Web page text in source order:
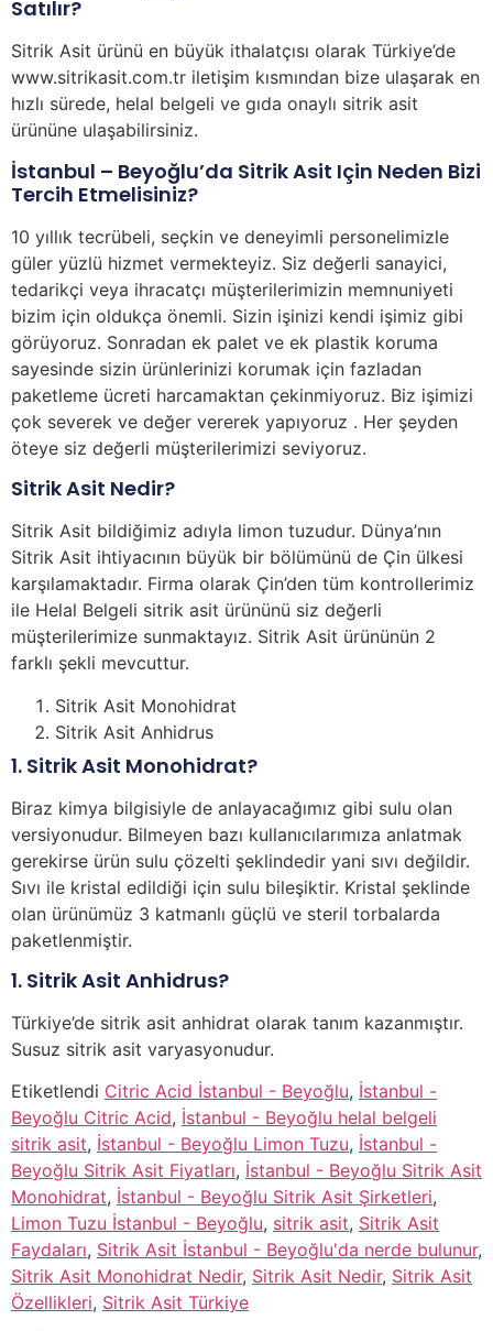
Satılır?
Sitrik Asit ürünü en büyük ithalatçısı olarak Türkiye’de
www.sitrikasit.com.tr iletişim kısmından bize ulaşarak en
hızlı sürede, helal belgeli ve gıda onaylı sitrik asit
ürününe ulaşabilirsiniz.
İstanbul – Beyoğlu’da Sitrik Asit Için Neden Bizi
Tercih Etmelisiniz?
10 yıllık tecrübeli, seçkin ve deneyimli personelimizle
güler yüzlü hizmet vermekteyiz. Siz değerli sanayici,
tedarikçi veya ihracatçı müşterilerimizin memnuniyeti
bizim için oldukça önemli. Sizin işinizi kendi işimiz gibi
görüyoruz. Sonradan ek palet ve ek plastik koruma
sayesinde sizin ürünlerinizi korumak için fazladan
paketleme ücreti harcamaktan çekinmiyoruz. Biz işimizi
çok severek ve değer vererek yapıyoruz . Her şeyden
öteye siz değerli müşterilerimizi seviyoruz.
Sitrik Asit Nedir?
Sitrik Asit bildiğimiz adıyla limon tuzudur. Dünya’nın
Sitrik Asit ihtiyacının büyük bir bölümünü de Çin ülkesi
karşılamaktadır. Firma olarak Çin’den tüm kontrollerimiz
ile Helal Belgeli sitrik asit ürününü siz değerli
müşterilerimize sunmaktayız. Sitrik Asit ürününün 2
farklı şekli mevcuttur.
Sitrik Asit Monohidrat
Sitrik Asit Anhidrus
1. Sitrik Asit Monohidrat?
Biraz kimya bilgisiyle de anlayacağımız gibi sulu olan
versiyonudur. Bilmeyen bazı kullanıcılarımıza anlatmak
gerekirse ürün sulu çözelti şeklindedir yani sıvı değildir.
Sıvı ile kristal edildiği için sulu bileşiktir. Kristal şeklinde
olan ürünümüz 3 katmanlı güçlü ve steril torbalarda
paketlenmiştir.
1. Sitrik Asit Anhidrus?
Türkiye’de sitrik asit anhidrat olarak tanım kazanmıştır.
Susuz sitrik asit varyasyonudur.
Etiketlendi Citric Acid İstanbul - Beyoğlu, İstanbul -
Beyoğlu Citric Acid, İstanbul - Beyoğlu helal belgeli
sitrik asit, İstanbul - Beyoğlu Limon Tuzu, İstanbul -
Beyoğlu Sitrik Asit Fiyatları, İstanbul - Beyoğlu Sitrik Asit
Monohidrat, İstanbul - Beyoğlu Sitrik Asit Şirketleri,
Limon Tuzu İstanbul - Beyoğlu, sitrik asit, Sitrik Asit
Faydaları, Sitrik Asit İstanbul - Beyoğlu'da nerde bulunur,
Sitrik Asit Monohidrat Nedir, Sitrik Asit Nedir, Sitrik Asit
Özellikleri, Sitrik Asit Türkiye